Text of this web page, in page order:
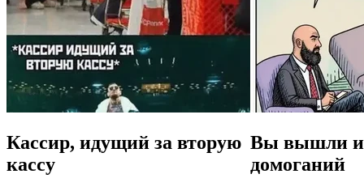
Кассир, идущий за вторую
кассу
Вы вышли
домоганий